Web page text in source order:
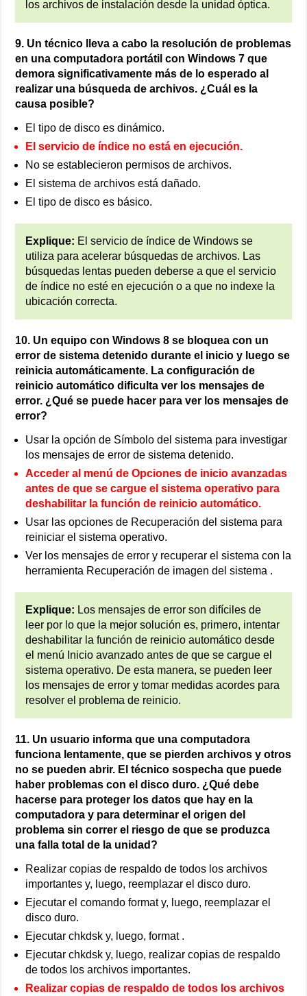
los archivos de instalación desde la unidad óptica.
9. Un técnico lleva a cabo la resolución de problemas
en una computadora portátil con Windows 7 que
demora significativamente más de lo esperado al
realizar una búsqueda de archivos. ¿Cuál es la
causa posible?
El tipo de disco es dinámico.
El servicio de índice no está en ejecución.
No se establecieron permisos de archivos.
El sistema de archivos está dañado.
El tipo de disco es básico.
Explique: El servicio de índice de Windows se
utiliza para acelerar búsquedas de archivos. Las
búsquedas lentas pueden deberse a que el servicio
de índice no esté en ejecución o a que no indexe la
ubicación correcta.
10. Un equipo con Windows 8 se bloquea con un
error de sistema detenido durante el inicio y luego se
reinicia automáticamente. La configuración de
reinicio automático dificulta ver los mensajes de
error. ¿Qué se puede hacer para ver los mensajes de
error?
Usar la opción de Símbolo del sistema para investigar
los mensajes de error de sistema detenido.
Acceder al menú de Opciones de inicio avanzadas
antes de que se cargue el sistema operativo para
deshabilitar la función de reinicio automático.
Usar las opciones de Recuperación del sistema para
reiniciar el sistema operativo.
Ver los mensajes de error y recuperar el sistema con la
herramienta Recuperación de imagen del sistema .
Explique: Los mensajes de error son difíciles de
leer por lo que la mejor solución es, primero, intentar
deshabilitar la función de reinicio automático desde
el menú Inicio avanzado antes de que se cargue el
sistema operativo. De esta manera, se pueden leer
los mensajes de error y tomar medidas acordes para
resolver el problema de reinicio.
11. Un usuario informa que una computadora
funciona lentamente, que se pierden archivos y otros
no se pueden abrir. El técnico sospecha que puede
haber problemas con el disco duro. ¿Qué debe
hacerse para proteger los datos que hay en la
computadora y para determinar el origen del
problema sin correr el riesgo de que se produzca
una falla total de la unidad?
Realizar copias de respaldo de todos los archivos
importantes y, luego, reemplazar el disco duro.
Ejecutar el comando format y, luego, reemplazar el
disco duro.
Ejecutar chkdsk y, luego, format .
Ejecutar chkdsk y, luego, realizar copias de respaldo
de todos los archivos importantes.
Realizar copias de respaldo de todos los archivos